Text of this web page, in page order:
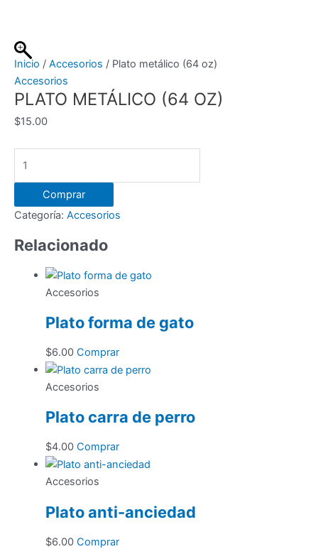
contenido
Inicio / Accesorios / Plato metálico (64 oz)
Accesorios
PLATO METÁLICO (64 OZ)
$15.00
metálico
oz)
cantidad
Comprar
Categoría: Accesorios
Relacionado
Accesorios
Plato forma de gato
$6.00 Comprar
Accesorios
Plato carra de perro
$4.00 Comprar
Accesorios
Plato anti-anciedad
$6.00 Comprar